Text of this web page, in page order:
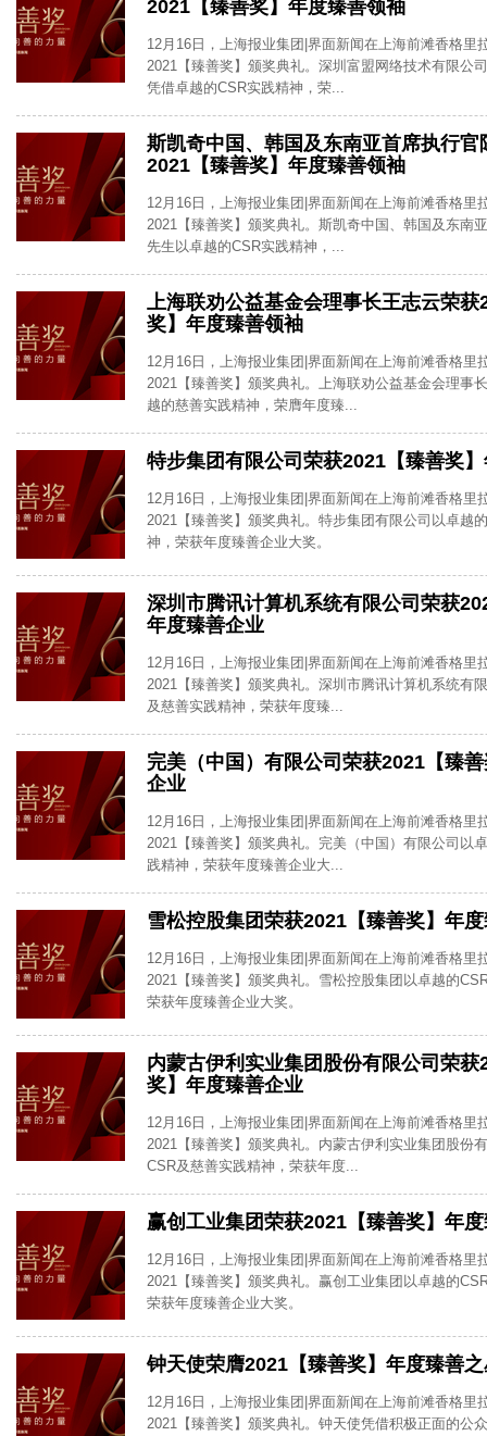
2021【臻善奖】年度臻善领袖
12月16日，上海报业集团|界面新闻在上海前滩香格里
2021【臻善奖】颁奖典礼。深圳富盟网络技术有限公
凭借卓越的CSR实践精神，荣...
斯凯奇中国、韩国及东南亚首席执行官
2021【臻善奖】年度臻善领袖
12月16日，上海报业集团|界面新闻在上海前滩香格里
2021【臻善奖】颁奖典礼。斯凯奇中国、韩国及东南
先生以卓越的CSR实践精神，...
上海联劝公益基金会理事长王志云荣获
奖】年度臻善领袖
12月16日，上海报业集团|界面新闻在上海前滩香格里
2021【臻善奖】颁奖典礼。上海联劝公益基金会理事
越的慈善实践精神，荣膺年度臻...
特步集团有限公司荣获2021【臻善奖
12月16日，上海报业集团|界面新闻在上海前滩香格里
2021【臻善奖】颁奖典礼。特步集团有限公司以卓越
神，荣获年度臻善企业大奖。
深圳市腾讯计算机系统有限公司荣获
年度臻善企业
12月16日，上海报业集团|界面新闻在上海前滩香格里
2021【臻善奖】颁奖典礼。深圳市腾讯计算机系统有
及慈善实践精神，荣获年度臻...
完美（中国）有限公司荣获2021【臻
企业
12月16日，上海报业集团|界面新闻在上海前滩香格里
2021【臻善奖】颁奖典礼。完美（中国）有限公司以
践精神，荣获年度臻善企业大...
雪松控股集团荣获2021【臻善奖】年
12月16日，上海报业集团|界面新闻在上海前滩香格里
2021【臻善奖】颁奖典礼。雪松控股集团以卓越的
荣获年度臻善企业大奖。
内蒙古伊利实业集团股份有限公司荣获
奖】年度臻善企业
12月16日，上海报业集团|界面新闻在上海前滩香格里
2021【臻善奖】颁奖典礼。内蒙古伊利实业集团股份
CSR及慈善实践精神，荣获年度...
赢创工业集团荣获2021【臻善奖】年
12月16日，上海报业集团|界面新闻在上海前滩香格里
2021【臻善奖】颁奖典礼。赢创工业集团以卓越的
荣获年度臻善企业大奖。
钟天使荣膺2021【臻善奖】年度臻善
12月16日，上海报业集团|界面新闻在上海前滩香格里
2021【臻善奖】颁奖典礼。钟天使凭借积极正面的公